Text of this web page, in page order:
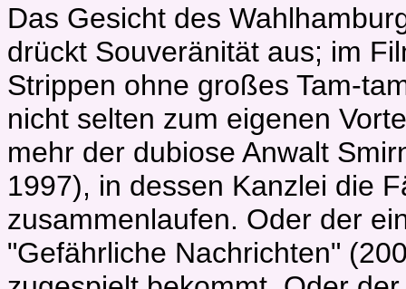
Das Gesicht des
drückt Souveränität aus; im
Strippen ohne großes Tam-
nicht selten zum eigenen
mehr der dubiose Anwalt
1997), in dessen Kanzlei die
zusammenlaufen. Oder der
"Gefährliche Nachrichten"